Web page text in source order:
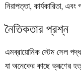
নিরাপত্তা, কার্যকারিতা, এবং
নৈতিকতার প্রশ্ন
এমব্রায়োনিক স্টেম সেল
যা অনেকের কাছে ভ্রূণের